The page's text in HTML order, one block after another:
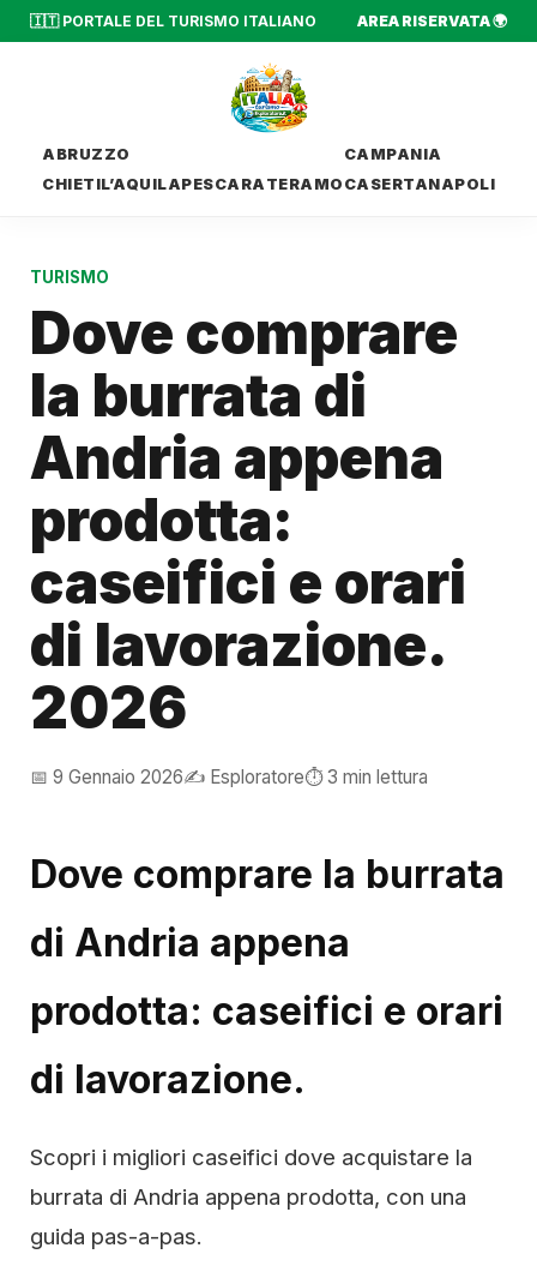
🇮🇹 PORTALE DEL TURISMO ITALIANO AREA RISERVATA 🌍
ABRUZZO
CHIETIL’AQUILAPESCARA TERAMO
CAMPANIA
CASERTANAPOLI
TURISMO
Dove comprare
la burrata di
Andria appena
prodotta:
caseifici e orari
di lavorazione.
2026
📅 9 Gennaio 2026✍️ Esploratore⏱️ 3 min lettura
Dove comprare la burrata
di Andria appena
prodotta: caseifici e orari
di lavorazione.
Scopri i migliori caseifici dove acquistare la
burrata di Andria appena prodotta, con una
guida pas-a-pas.